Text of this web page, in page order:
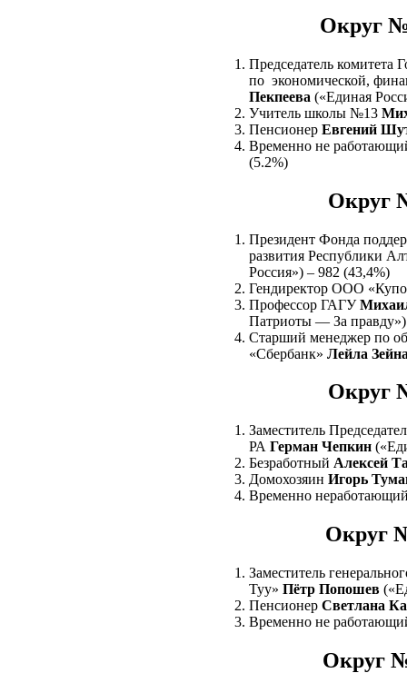
Округ
Председатель комитета
по экономической,
Пекпеева («Единая
Учитель школы №13
Пенсионер Евгений
Временно не
(5.2%)
Округ
Президент Фонда
развития Республики
Россия») – 982 (43,4%)
Гендиректор ООО
Профессор ГАГУ
Патриоты — За правду»)
Старший менеджер по
«Сбербанк» Лейла
Округ
Заместитель
РА Герман Чепкин
Безработный Алексей
Домохозяин Игорь
Временно
Округ
Заместитель
Туу» Пётр Попошев
Пенсионер Светлана
Временно не
Округ